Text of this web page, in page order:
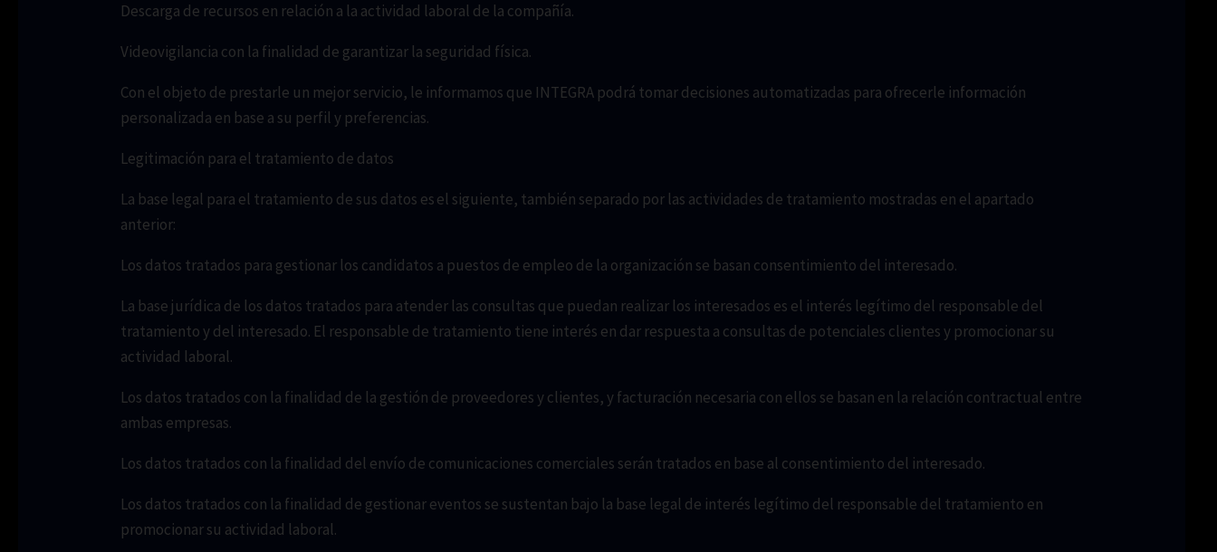
Descarga de recursos en relación a la actividad laboral de la compañía.
Videovigilancia con la finalidad de garantizar la seguridad física.
Con el objeto de prestarle un mejor servicio, le informamos que INTEGRA podrá tomar decisiones automatizadas para ofrecerle información
personalizada en base a su perfil y preferencias.
Legitimación para el tratamiento de datos
La base legal para el tratamiento de sus datos es el siguiente, también separado por las actividades de tratamiento mostradas en el apartado
anterior:
Los datos tratados para gestionar los candidatos a puestos de empleo de la organización se basan consentimiento del interesado.
La base jurídica de los datos tratados para atender las consultas que puedan realizar los interesados es el interés legítimo del responsable del
tratamiento y del interesado. El responsable de tratamiento tiene interés en dar respuesta a consultas de potenciales clientes y promocionar su
actividad laboral.
Los datos tratados con la finalidad de la gestión de proveedores y clientes, y facturación necesaria con ellos se basan en la relación contractual entre
ambas empresas.
Los datos tratados con la finalidad del envío de comunicaciones comerciales serán tratados en base al consentimiento del interesado.
Los datos tratados con la finalidad de gestionar eventos se sustentan bajo la base legal de interés legítimo del responsable del tratamiento en
promocionar su actividad laboral.